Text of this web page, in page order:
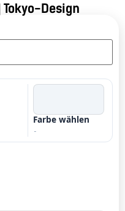
Design
Farbe wählen
-